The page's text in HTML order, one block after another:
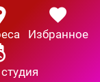
Избранное